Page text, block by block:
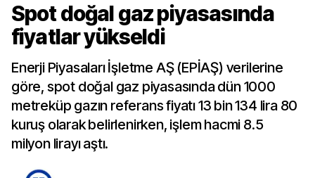
Spot doğal gaz piyasasında
fiyatlar yükseldi
Enerji Piyasaları İşletme AŞ (EPİAŞ) verilerine
göre, spot doğal gaz piyasasında dün 1000
metreküp gazın referans fiyatı 13 bin 134 lira 80
kuruş olarak belirlenirken, işlem hacmi 8.5
milyon lirayı aştı.